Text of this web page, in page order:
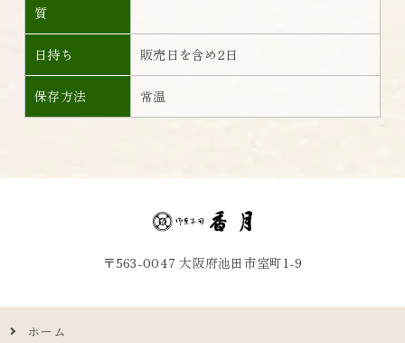
質
日持ち 販売日を含め2日
保存方法 常温
〒563-0047 大阪府池田市室町1-9
ホーム